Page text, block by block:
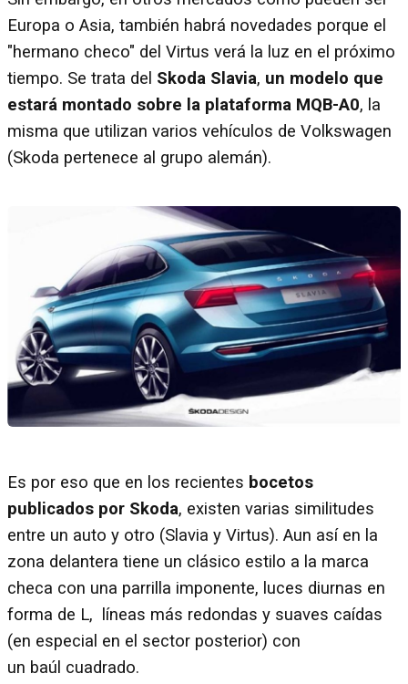
Europa o Asia, también habrá novedades porque el
"hermano checo" del Virtus verá la luz en el próximo
tiempo. Se trata del Skoda Slavia, un modelo que
estará montado sobre la plataforma MQB-A0, la
misma que utilizan varios vehículos de Volkswagen
(Skoda pertenece al grupo alemán).
Es por eso que en los recientes bocetos
publicados por Skoda, existen varias similitudes
entre un auto y otro (Slavia y Virtus). Aun así en la
zona delantera tiene un clásico estilo a la marca
checa con una parrilla imponente, luces diurnas en
forma de L, líneas más redondas y suaves caídas
(en especial en el sector posterior) con
un baúl cuadrado.